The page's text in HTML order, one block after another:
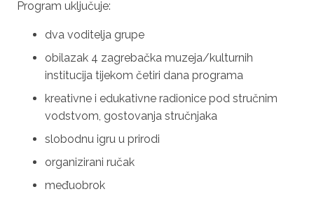
Program uključuje:
dva voditelja grupe
obilazak 4 zagrebačka muzeja/kulturnih
institucija tijekom četiri dana programa
kreativne i edukativne radionice pod stručnim
vodstvom, gostovanja stručnjaka
slobodnu igru u prirodi
organizirani ručak
međuobrok